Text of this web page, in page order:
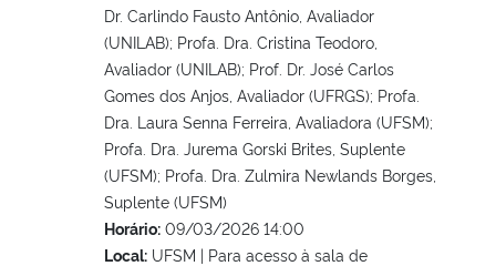
Dr. Carlindo Fausto Antônio, Avaliador
(UNILAB); Profa. Dra. Cristina Teodoro,
Avaliador (UNILAB); Prof. Dr. José Carlos
Gomes dos Anjos, Avaliador (UFRGS); Profa.
Dra. Laura Senna Ferreira, Avaliadora (UFSM);
Profa. Dra. Jurema Gorski Brites, Suplente
(UFSM); Profa. Dra. Zulmira Newlands Borges,
Suplente (UFSM)
Horário: 09/03/2026 14:00
Local: UFSM | Para acesso à sala de